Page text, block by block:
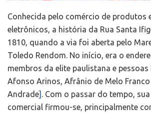
Conhecida pelo comércio de produtos
eletrônicos, a história da Rua Santa
1810, quando a via foi aberta pelo
Toledo Rendom. No início, era o
membros da elite paulistana e
Afonso Arinos, Afrânio de Melo Franco
Andrade] . Com o passar do tempo,
comercial firmou-se, principalmente